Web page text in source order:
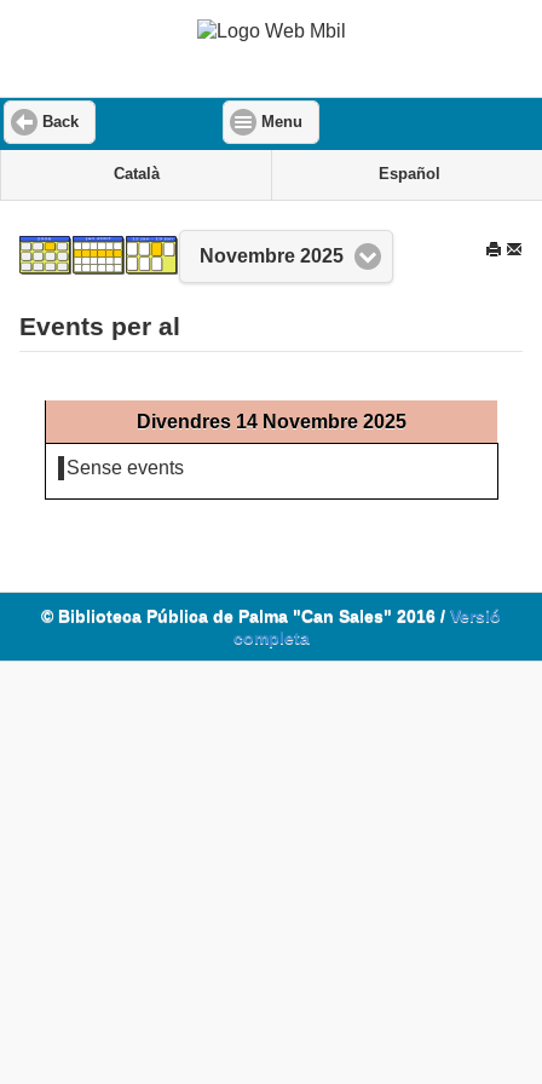
Back Menu
Català Español
Novembre 2025
Events per al
Divendres 14 Novembre 2025
Sense events
© Biblioteca Pública de Palma "Can Sales" 2016 / Versió
completa